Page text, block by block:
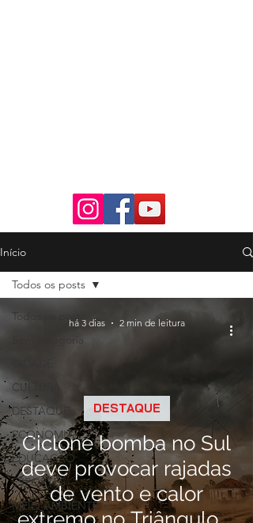
Início
Todos os posts
Sem categoria
CULTURA
DESTAQUE
ECONOMIA
EDUCAÇÃO
ESPORTES
MEIO AMBIENTE
Todos os posts
Ciclone bomba no Sul
deve provocar rajadas
de vento e calor
DESTAQUE
há 3 dias 2 min de leitura